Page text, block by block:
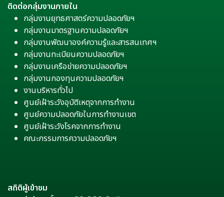
ติดต่อกลุ่มงานภายใน
กลุ่มงานยุทธศาสตร์ความปลอดภัยฯ
กลุ่มงานมาตรฐานความปลอดภัยฯ
กลุ่มงานพัฒนาองค์ความรู้และสารสนเทศฯ
กลุ่มงานทะเบียนความปลอดภัยฯ
กลุ่มงานเครือข่ายความปลอดภัยฯ
กลุ่มงานกองทุนความปลอดภัยฯ
งานบริหารทั่วไป
ศูนย์เฝ้าระวังอุบัติเหตุจากการทำงาน
ศูนย์ความปลอดภัยในการทำงานเขต
ศูนย์เฝ้าระวังโรคจากการทำงาน
คณะกรรมการความปลอดภัยฯ
สถิติผู้เข้าชม